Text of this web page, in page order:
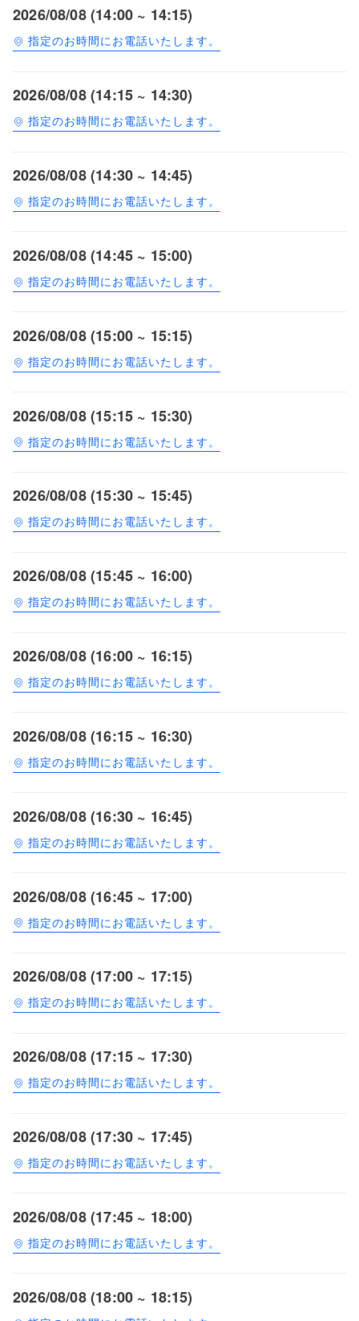
2026/08/08 (14:00 ~ 14:15)
指定のお時間にお電話いたします。
2026/08/08 (14:15 ~ 14:30)
指定のお時間にお電話いたします。
2026/08/08 (14:30 ~ 14:45)
指定のお時間にお電話いたします。
2026/08/08 (14:45 ~ 15:00)
指定のお時間にお電話いたします。
2026/08/08 (15:00 ~ 15:15)
指定のお時間にお電話いたします。
2026/08/08 (15:15 ~ 15:30)
指定のお時間にお電話いたします。
2026/08/08 (15:30 ~ 15:45)
指定のお時間にお電話いたします。
2026/08/08 (15:45 ~ 16:00)
指定のお時間にお電話いたします。
2026/08/08 (16:00 ~ 16:15)
指定のお時間にお電話いたします。
2026/08/08 (16:15 ~ 16:30)
指定のお時間にお電話いたします。
2026/08/08 (16:30 ~ 16:45)
指定のお時間にお電話いたします。
2026/08/08 (16:45 ~ 17:00)
指定のお時間にお電話いたします。
2026/08/08 (17:00 ~ 17:15)
指定のお時間にお電話いたします。
2026/08/08 (17:15 ~ 17:30)
指定のお時間にお電話いたします。
2026/08/08 (17:30 ~ 17:45)
指定のお時間にお電話いたします。
2026/08/08 (17:45 ~ 18:00)
指定のお時間にお電話いたします。
2026/08/08 (18:00 ~ 18:15)